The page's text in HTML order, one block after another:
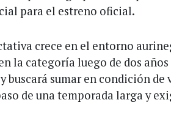
para el estreno oficial.
crece en el entorno
la categoría luego de dos
buscará sumar en condición
de una temporada larga y